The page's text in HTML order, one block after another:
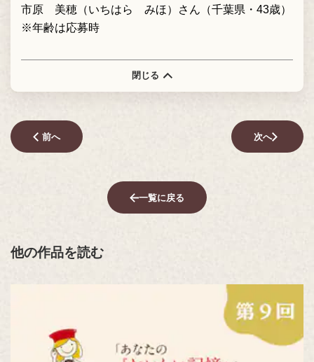
市原 美穂（いちはら みほ）さん（千葉県・43歳）
※年齢は応募時
閉じる
前へ 次へ
一覧に戻る
他の作品を読む